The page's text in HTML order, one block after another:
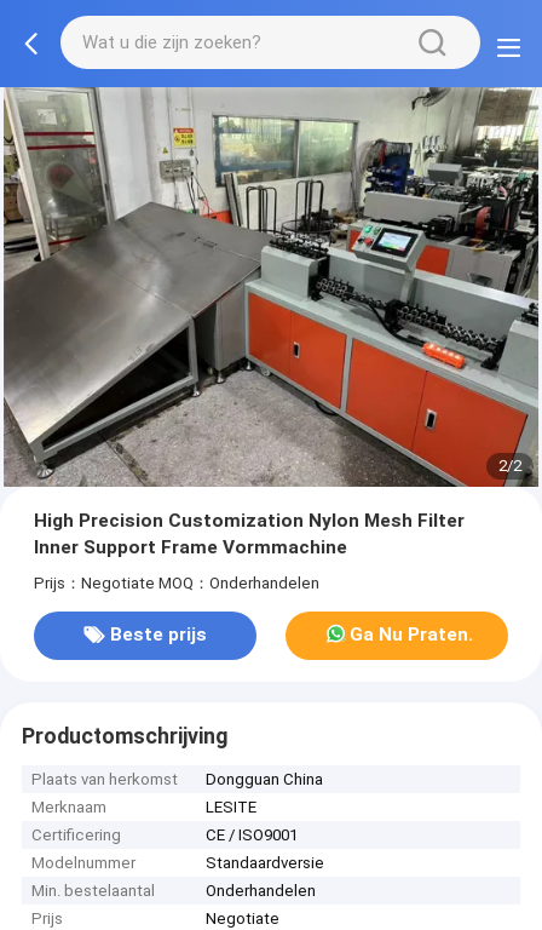
2/2
High Precision Customization Nylon Mesh Filter
Inner Support Frame Vormmachine
Prijs：Negotiate MOQ：Onderhandelen
Beste prijs Ga Nu Praten.
Productomschrijving
Plaats van herkomst
Dongguan China
Merknaam
LESITE
Certificering
CE / ISO9001
Modelnummer
Standaardversie
Min. bestelaantal
Onderhandelen
Prijs
Negotiate